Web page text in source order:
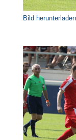
Bild herunterladen